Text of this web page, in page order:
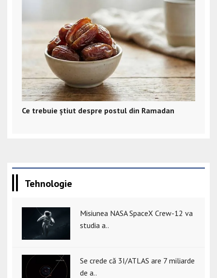
Ce trebuie știut despre postul din Ramadan
Tehnologie
Misiunea NASA SpaceX Crew-12 va
studia a..
Se crede că 3I/ATLAS are 7 miliarde
de a..